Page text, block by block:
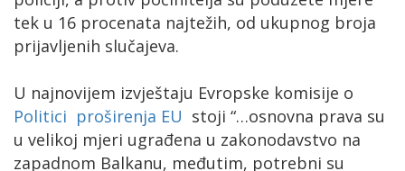
tek u 16 procenata najtežih, od ukupnog broja
prijavljenih slučajeva.
U najnovijem izvještaju Evropske komisije o
Politici proširenja EU stoji “…osnovna prava su
u velikoj mjeri ugrađena u zakonodavstvo na
zapadnom Balkanu, međutim, potrebni su